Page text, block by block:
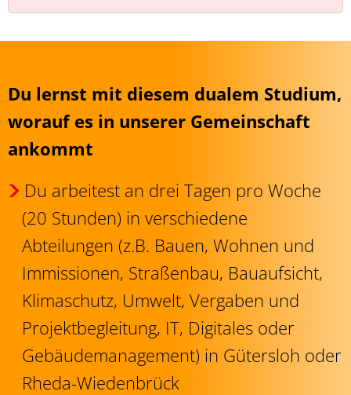
Du lernst mit diesem dualem Studium,
worauf es in unserer Gemeinschaft
ankommt
Du arbeitest an drei Tagen pro Woche
(20 Stunden) in verschiedene
Abteilungen (z.B. Bauen, Wohnen und
Immissionen, Straßenbau, Bauaufsicht,
Klimaschutz, Umwelt, Vergaben und
Projektbegleitung, IT, Digitales oder
Gebäudemanagement) in Gütersloh oder
Rheda-Wiedenbrück